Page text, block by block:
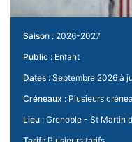
Saison : 2026-2027
Public : Enfant
Dates : Septembre 2026 à
Créneaux : Plusieurs
Lieu : Grenoble - St Martin